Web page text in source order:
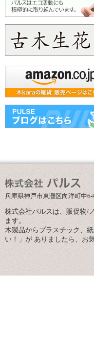
兵庫県神戸市東灘区向洋町中6-
株式会社パルスは、販促物/
ます。
木製品からプラスチック、
い！」が ありましたら、お